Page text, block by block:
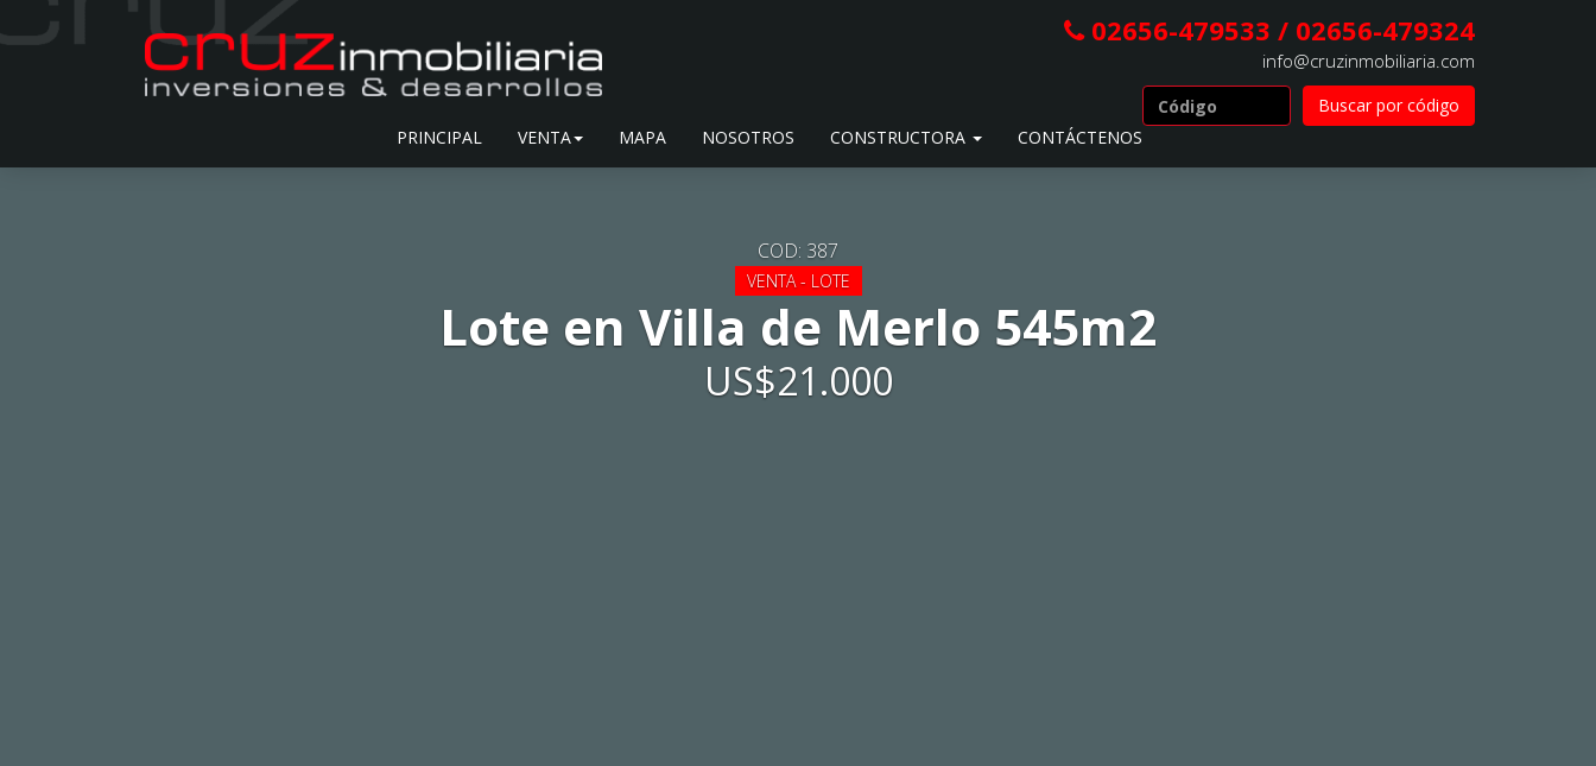
02656-479533 / 02656-479324
info@cruzinmobiliaria.com
PRINCIPAL VENTA MAPA NOSOTROS CONSTRUCTORA CONTÁCTENOS
COD: 387
VENTA - LOTE
Lote en Villa de Merlo 545m2
US$21.000